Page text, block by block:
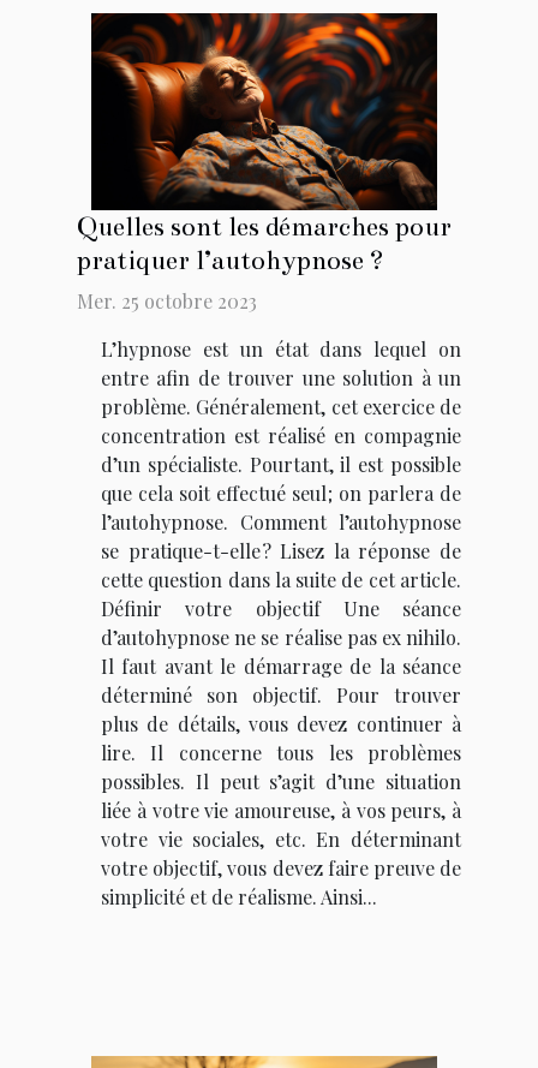
Quelles sont les démarches pour
pratiquer l’autohypnose ?
Mer. 25 octobre 2023
L’hypnose est un état dans lequel on
entre afin de trouver une solution à un
problème. Généralement, cet exercice de
concentration est réalisé en compagnie
d’un spécialiste. Pourtant, il est possible
que cela soit effectué seul ; on parlera de
l’autohypnose. Comment l’autohypnose
se pratique-t-elle ? Lisez la réponse de
cette question dans la suite de cet article.
Définir votre objectif Une séance
d’autohypnose ne se réalise pas ex nihilo.
Il faut avant le démarrage de la séance
déterminé son objectif. Pour trouver
plus de détails, vous devez continuer à
lire. Il concerne tous les problèmes
possibles. Il peut s’agit d’une situation
liée à votre vie amoureuse, à vos peurs, à
votre vie sociales, etc. En déterminant
votre objectif, vous devez faire preuve de
simplicité et de réalisme. Ainsi...